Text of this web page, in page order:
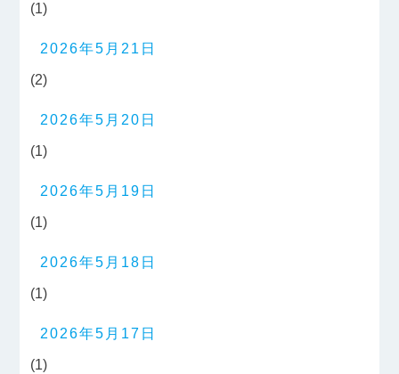
(1)
2026年5月21日
(2)
2026年5月20日
(1)
2026年5月19日
(1)
2026年5月18日
(1)
2026年5月17日
(1)